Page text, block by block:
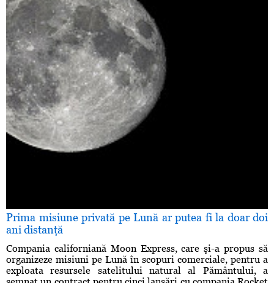
Prima misiune privată pe Lună ar putea fi la doar doi
ani distanţă
Compania californiană Moon Express, care şi-a propus să
organizeze misiuni pe Lună în scopuri comerciale, pentru a
exploata resursele satelitului natural al Pământului, a